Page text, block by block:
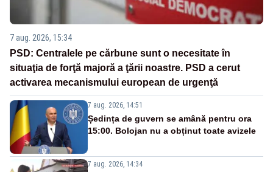
7 aug. 2026, 15:34
PSD: Centralele pe cărbune sunt o necesitate în
situaţia de forţă majoră a ţării noastre. PSD a cerut
activarea mecanismului european de urgenţă
7 aug. 2026, 14:51
Ședința de guvern se amână pentru ora
15:00. Bolojan nu a obținut toate avizele
7 aug. 2026, 14:34